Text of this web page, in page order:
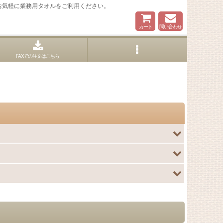
軽に業務用タオルをご利用ください。
カート 問い合わせ
FAXでの注文はこちら